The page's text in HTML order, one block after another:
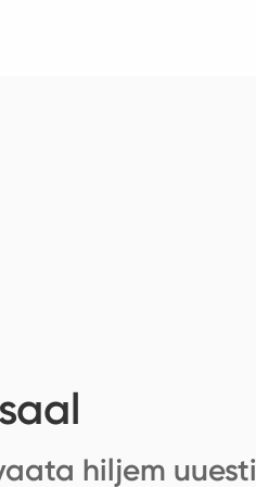
hiljem uuesti